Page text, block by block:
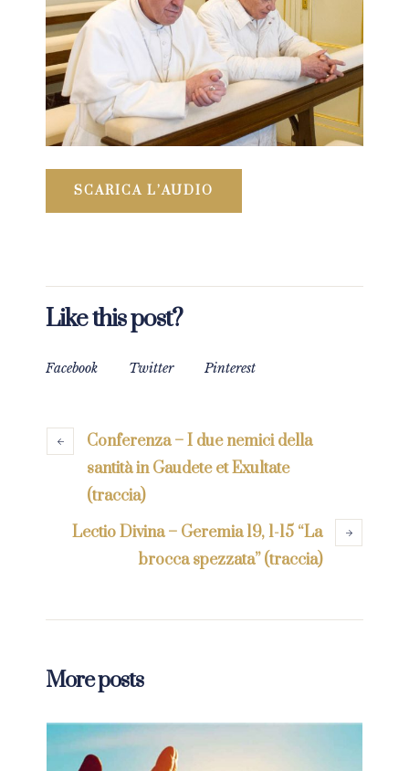
SCARICA L’AUDIO
Like this post?
Facebook Twitter Pinterest
Conferenza – I due nemici della
santità in Gaudete et Exultate
(traccia)
Lectio Divina – Geremia 19, 1-15 “La
brocca spezzata” (traccia)
More posts